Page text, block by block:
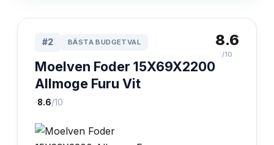
#2 BÄSTA BUDGETVAL
Moelven Foder 15X69X2200
Allmoge Furu Vit
·8.6/10
8.6
/10